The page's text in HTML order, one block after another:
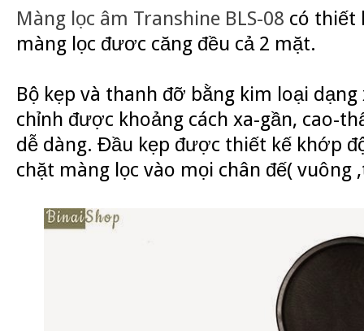
Màng lọc âm Transhine BLS-08 có thiết
màng lọc đươc căng đều cả 2 mặt.
Bộ kẹp và thanh đỡ bằng kim loại
chỉnh được khoảng cách xa-gần, cao-
dễ dàng. Đầu kẹp được thiết kế khớp
chặt màng lọc vào mọi chân đế(